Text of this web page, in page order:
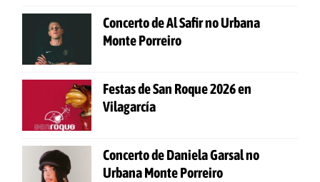
Concerto de Al Safir no Urbana
Monte Porreiro
Festas de San Roque 2026 en
Vilagarcía
Concerto de Daniela Garsal no
Urbana Monte Porreiro